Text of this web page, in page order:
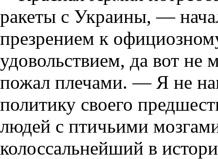
ракеты с Украины, —
презрением к
удовольствием, да вот
пожал плечами. — Я не
политику своего
людей с птичьими
колоссальнейший в